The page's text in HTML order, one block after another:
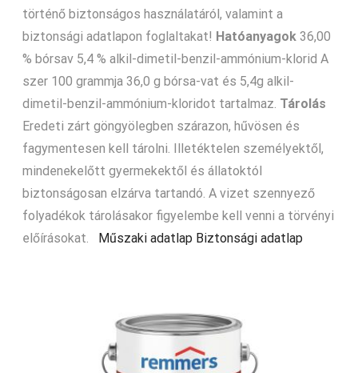
történő biztonságos használatáról, valamint a
biztonsági adatlapon foglaltakat! Hatóanyagok 36,00
% bórsav 5,4 % alkil-dimetil-benzil-ammónium-klorid A
szer 100 grammja 36,0 g bórsa-vat és 5,4g alkil-
dimetil-benzil-ammónium-kloridot tartalmaz. Tárolás
Eredeti zárt göngyölegben szárazon, hűvösen és
fagymentesen kell tárolni. Illetéktelen személyektől,
mindenekelőtt gyermekektől és állatoktól
biztonságosan elzárva tartandó. A vizet szennyező
folyadékok tárolásakor figyelembe kell venni a törvényi
előírásokat. Műszaki adatlap Biztonsági adatlap